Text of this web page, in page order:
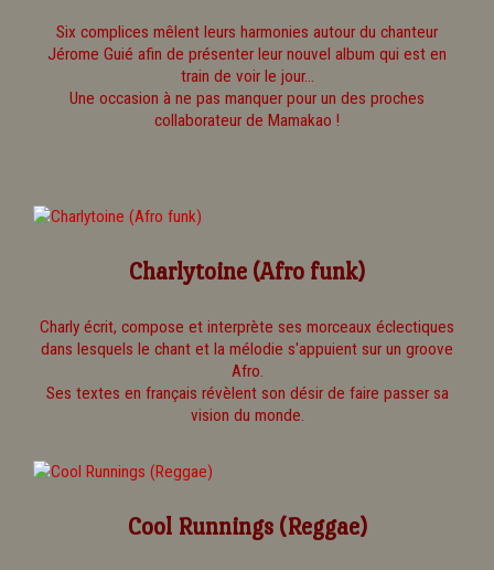
Six complices mêlent leurs harmonies autour du chanteur
Jérome Guié afin de présenter leur nouvel album qui est en
train de voir le jour...
Une occasion à ne pas manquer pour un des proches
collaborateur de Mamakao !
Charlytoine (Afro funk)
Charly écrit, compose et interprète ses morceaux éclectiques
dans lesquels le chant et la mélodie s'appuient sur un groove
Afro.
Ses textes en français révèlent son désir de faire passer sa
vision du monde.
Cool Runnings (Reggae)